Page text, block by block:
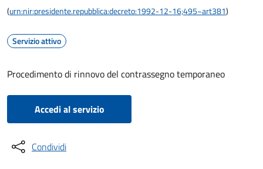
(urn:nir:presidente.repubblica:decreto:1992-12-16;495~art381)
Servizio attivo
Procedimento di rinnovo del contrassegno temporaneo
Accedi al servizio
Condividi